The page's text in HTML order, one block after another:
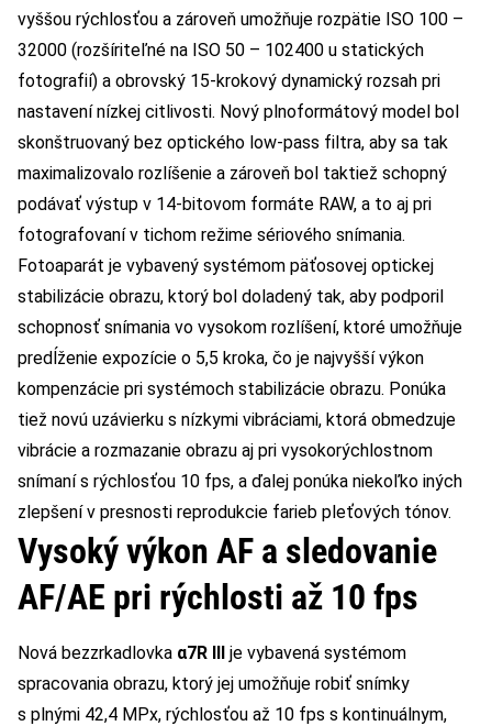
vyššou rýchlosťou a zároveň umožňuje rozpätie ISO 100 –
32000 (rozšíriteľné na ISO 50 – 102400 u statických
fotografií) a obrovský 15-krokový dynamický rozsah pri
nastavení nízkej citlivosti. Nový plnoformátový model bol
skonštruovaný bez optického low-pass filtra, aby sa tak
maximalizovalo rozlíšenie a zároveň bol taktiež schopný
podávať výstup v 14-bitovom formáte RAW, a to aj pri
fotografovaní v tichom režime sériového snímania.
Fotoaparát je vybavený systémom päťosovej optickej
stabilizácie obrazu, ktorý bol doladený tak, aby podporil
schopnosť snímania vo vysokom rozlíšení, ktoré umožňuje
predĺženie expozície o 5,5 kroka, čo je najvyšší výkon
kompenzácie pri systémoch stabilizácie obrazu. Ponúka
tiež novú uzávierku s nízkymi vibráciami, ktorá obmedzuje
vibrácie a rozmazanie obrazu aj pri vysokorýchlostnom
snímaní s rýchlosťou 10 fps, a ďalej ponúka niekoľko iných
zlepšení v presnosti reprodukcie farieb pleťových tónov.
Vysoký výkon AF a sledovanie
AF/AE pri rýchlosti až 10 fps
Nová bezzrkadlovka α7R III je vybavená systémom
spracovania obrazu, ktorý jej umožňuje robiť snímky
s plnými 42,4 MPx, rýchlosťou až 10 fps s kontinuálnym,